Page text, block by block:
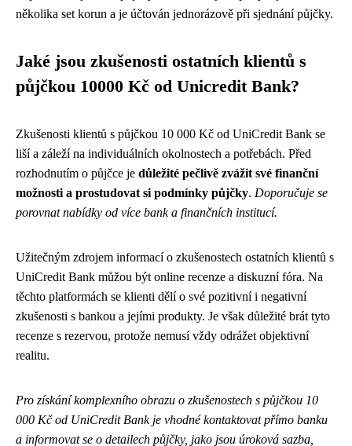
několika set korun a je účtován jednorázově při sjednání půjčky.
Jaké jsou zkušenosti ostatních klientů s
půjčkou 10000 Kč od Unicredit Bank?
Zkušenosti klientů s půjčkou 10 000 Kč od UniCredit Bank se
liší a záleží na individuálních okolnostech a potřebách. Před
rozhodnutím o půjčce je důležité pečlivě zvážit své finanční
možnosti a prostudovat si podmínky půjčky. Doporučuje se
porovnat nabídky od více bank a finančních institucí.
Užitečným zdrojem informací o zkušenostech ostatních klientů s
UniCredit Bank můžou být online recenze a diskuzní fóra. Na
těchto platformách se klienti dělí o své pozitivní i negativní
zkušenosti s bankou a jejími produkty. Je však důležité brát tyto
recenze s rezervou, protože nemusí vždy odrážet objektivní
realitu.
Pro získání komplexního obrazu o zkušenostech s půjčkou 10
000 Kč od UniCredit Bank je vhodné kontaktovat přímo banku
a informovat se o detailech půjčky, jako jsou úroková sazba,